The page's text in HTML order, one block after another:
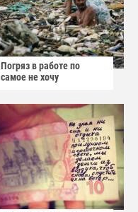
Погряз в работе по
самое не хочу